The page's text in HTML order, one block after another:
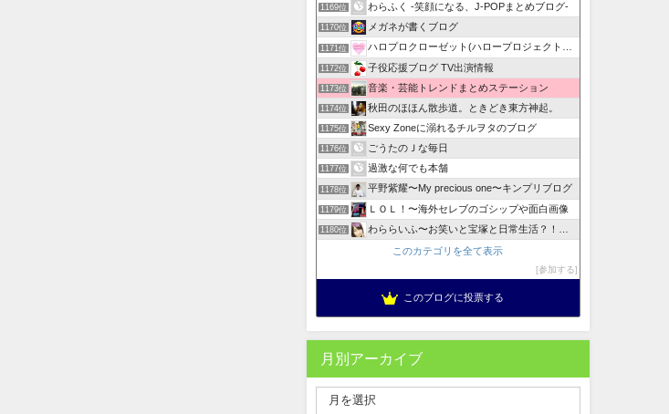
1169位 わらふく -笑顔になる、J-POPまとめブログ-
1170位 メガネが書くブログ
1171位 ハロプロクローゼット(ハロープロジェクト私服・衣装まとめ)
1172位 子役応援ブログ TV出演情報
1173位 音楽・芸能トレンドまとめステーション
1174位 秋田のほほん散歩道。ときどき東方神起。
1175位 Sexy Zoneに溺れるチルヲタのブログ
1176位 ごうたのＪな毎日
1177位 過激な何でも本舗
1178位 平野紫耀〜My precious one〜キンプリブログ
1179位 ＬＯＬ！〜海外セレブのゴシップや面白画像
1180位 わららいふ〜お笑いと宝塚と日常生活？！！〜
このカテゴリを全て表示
参加する
このブログに投票する
月別アーカイブ